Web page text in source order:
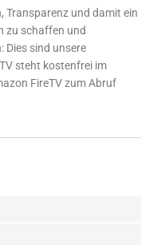
Transparenz und damit ein
zu schaffen und
Dies sind unsere
steht kostenfrei im
FireTV zum Abruf